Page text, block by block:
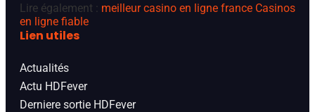
Lire également : meilleur casino en ligne france Casinos
en ligne fiable
Lien utiles
Actualités
Actu HDFever
Derniere sortie HDFever